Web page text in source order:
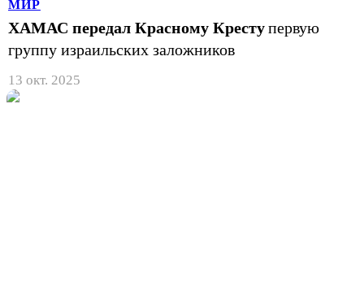
МИР
ХАМАС передал Красному Креступервую
группу израильских заложников
13 окт. 2025